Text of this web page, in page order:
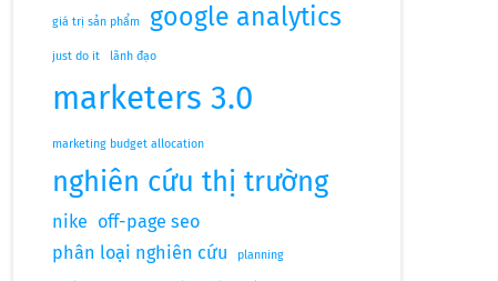
giá trị sản phẩm google analytics
just do it lãnh đạo
marketers 3.0
marketing budget allocation
nghiên cứu thị trường
nike off-page seo
phân loại nghiên cứu
planning